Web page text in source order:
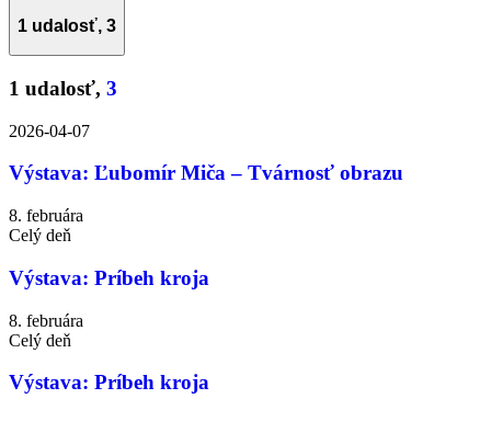
1 udalosť, 3
1 udalosť, 3
2026-04-07
Výstava: Ľubomír Miča – Tvárnosť obrazu
8. februára
Celý deň
Výstava: Príbeh kroja
8. februára
Celý deň
Výstava: Príbeh kroja